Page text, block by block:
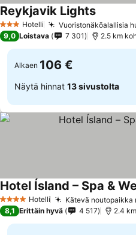
3 Tähtiluokitus
Hotelli Vuoristonäköalallisia
Reykjavik Lights
9,0 Loistava 7 301 2.5 km
Alkaen 106 €
Näytä hinnat 13 sivustolta
4 Tähtiluokitus
Hotelli Kätevä noutopaikka
Hotel Ísland – Spa &
8,1 Erittäin hyvä 4 517 2.4